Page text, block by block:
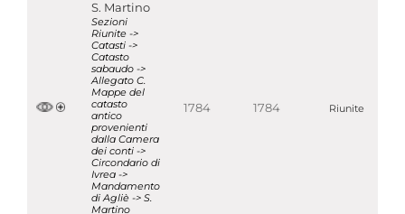
S. Martino
Sezioni
Riunite ->
Catasti ->
Catasto
sabaudo ->
Allegato C.
Mappe del
catasto
antico
provenienti
dalla Camera
dei conti ->
Circondario di
Ivrea ->
Mandamento
di Agliè -> S.
Martino
1784 1784 Riunite